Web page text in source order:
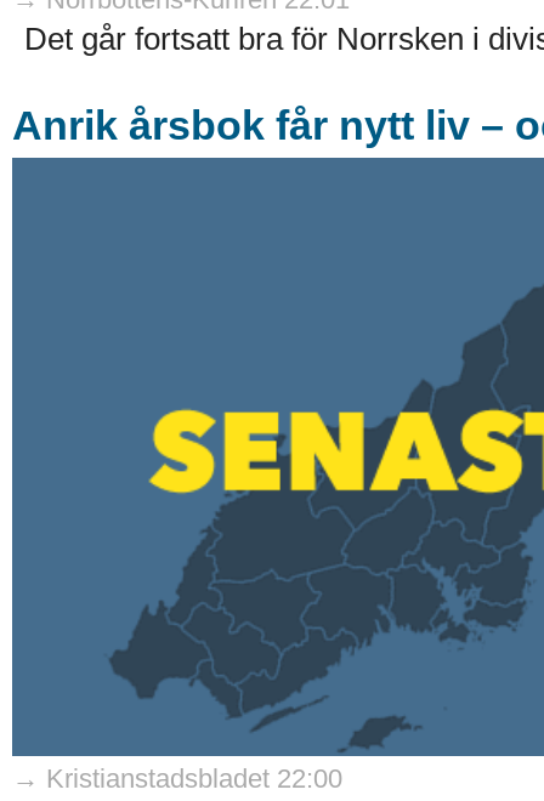
Det går fortsatt bra för Norrsken i
Anrik årsbok får nytt liv –
→ Kristianstadsbladet 22:00